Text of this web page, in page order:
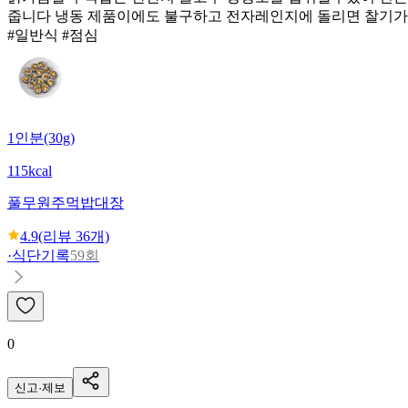
줍니다 냉동 제품이에도 불구하고 전자레인지에 돌리면 찰기
#일반식 #점심
1인분(30g)
115kcal
풀무원 주먹밥대장
4.9(리뷰 36개)
·식단기록59회
0
신고·제보